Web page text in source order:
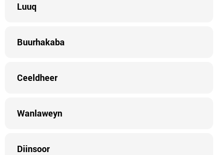
Luuq
Buurhakaba
Ceeldheer
Wanlaweyn
Diinsoor